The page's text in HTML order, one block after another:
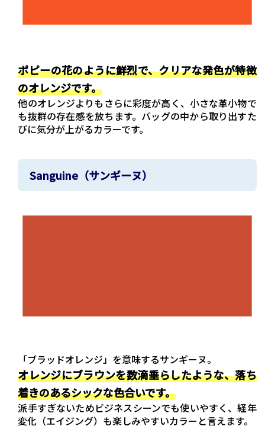
ポピーの花のように鮮烈で、クリアな発色が特徴
のオレンジです。
他のオレンジよりもさらに彩度が高く、小さな革小物で
も抜群の存在感を放ちます。バッグの中から取り出すた
びに気分が上がるカラーです。
Sanguine（サンギーヌ）
「ブラッドオレンジ」を意味するサンギーヌ。
オレンジにブラウンを数滴垂らしたような、落ち
着きのあるシックな色合いです。
派手すぎないためビジネスシーンでも使いやすく、経年
変化（エイジング）も楽しみやすいカラーと言えます。